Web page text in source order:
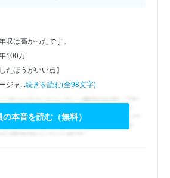
収は高かったです。
100万
たほうがいい点】
ジャ...続きを読む(全98文字)
の本音を読む（無料）